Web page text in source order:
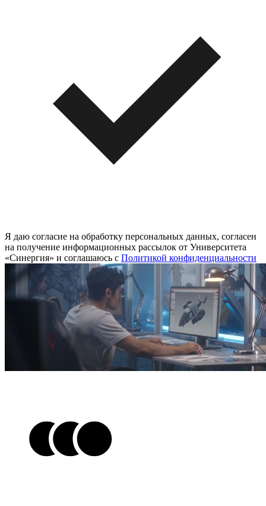
Я даю согласие на обработку персональных данных, согласен
на получение информационных рассылок от Университета
«Синергия» и соглашаюсь c Политикой конфиденциальности